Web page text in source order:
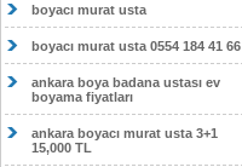
boyacı murat usta
boyacı murat usta 0554 184 41 66
ankara boya badana ustası ev
boyama fiyatları
ankara boyacı murat usta 3+1
15,000 TL